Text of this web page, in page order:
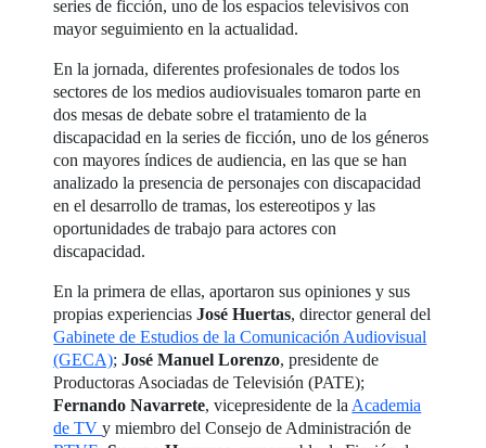
series de ficción, uno de los espacios televisivos con
mayor seguimiento en la actualidad.
En la jornada, diferentes profesionales de todos los
sectores de los medios audiovisuales tomaron parte en
dos mesas de debate sobre el tratamiento de la
discapacidad en la series de ficción, uno de los géneros
con mayores índices de audiencia, en las que se han
analizado la presencia de personajes con discapacidad
en el desarrollo de tramas, los estereotipos y las
oportunidades de trabajo para actores con
discapacidad.
En la primera de ellas, aportaron sus opiniones y sus
propias experienciasJosé Huertas, director general del
Gabinete de Estudios de la Comunicación Audiovisual
(GECA);José Manuel Lorenzo, presidente de
Productoras Asociadas de Televisión (PATE);
Fernando Navarrete, vicepresidente de la Academia
de TVy miembro del Consejo de Administración de